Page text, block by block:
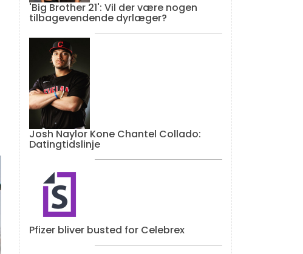
'Big Brother 21': Vil der være nogen
tilbagevendende dyrlæger?
Josh Naylor Kone Chantel Collado:
Datingtidslinje
Pfizer bliver busted for Celebrex